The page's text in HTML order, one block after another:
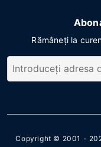
Rămâneți la
Copyright © 2001 -